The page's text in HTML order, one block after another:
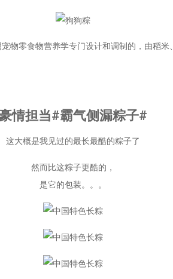
物零食物营养学专门设计和调制的，由稻
情担当#霸气侧漏粽子#
这大概是我见过的最长最酷的粽子了
然而比这粽子更酷的，
是它的包装。。。